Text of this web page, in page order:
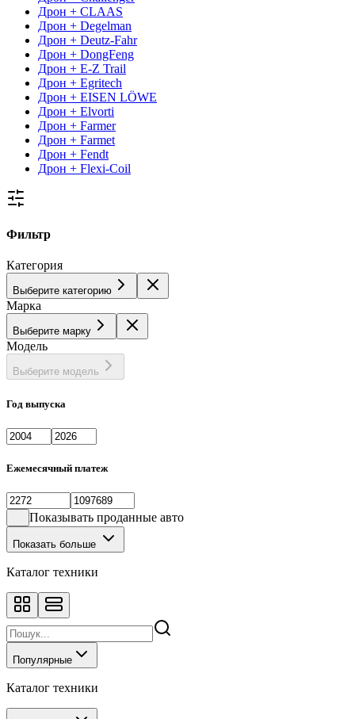
Дрон + CLAAS
Дрон + Degelman
Дрон + Deutz-Fahr
Дрон + DongFeng
Дрон + E-Z Trail
Дрон + Egritech
Дрон + EISEN LÖWE
Дрон + Elvorti
Дрон + Farmer
Дрон + Farmet
Дрон + Fendt
Дрон + Flexi-Coil
Фильтр
Категория
Выберите категорию
Марка
Выберите марку
Модель
Выберите модель
Год выпуска
Ежемесячный платеж
Показывать проданные авто
Показать больше
Каталог техники
Популярные
Каталог техники